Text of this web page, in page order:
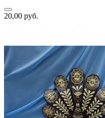
20,00 руб.